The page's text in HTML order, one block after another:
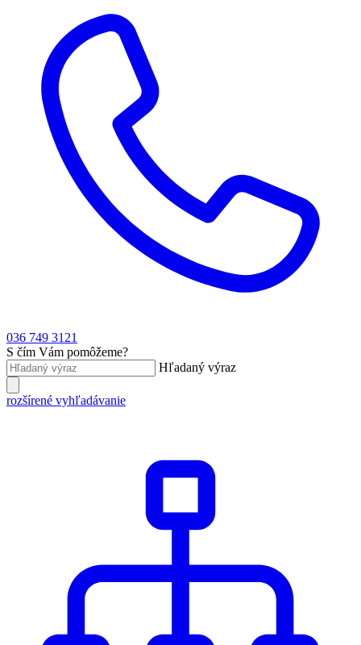
036 749 3121
S čím Vám pomôžeme?
Hľadaný výraz
rozšírené vyhľadávanie